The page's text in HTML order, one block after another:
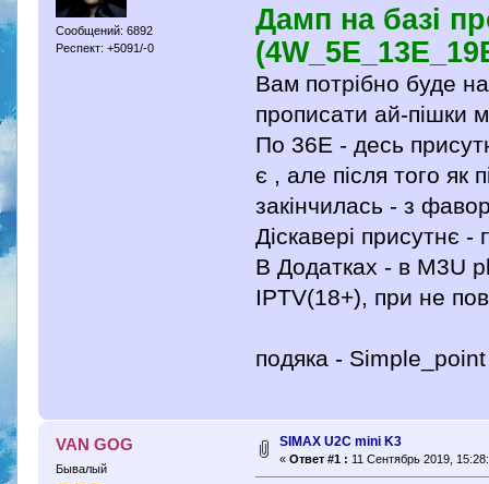
Сообщений: 6892
Респект: +5091/-0
Дамп на базі
Вам потрібно буде
прописати ай-пішки
По 36Е - десь
є , але після того
закінчилась - з
Діскавері присутнє
В Додатках - в M3U
IPTV(18+), при не
подяка - Simple_point
VAN GOG
Бывалый
SIMAX U2C mini K3
« Ответ #1 : 11 Сентябрь 2019,